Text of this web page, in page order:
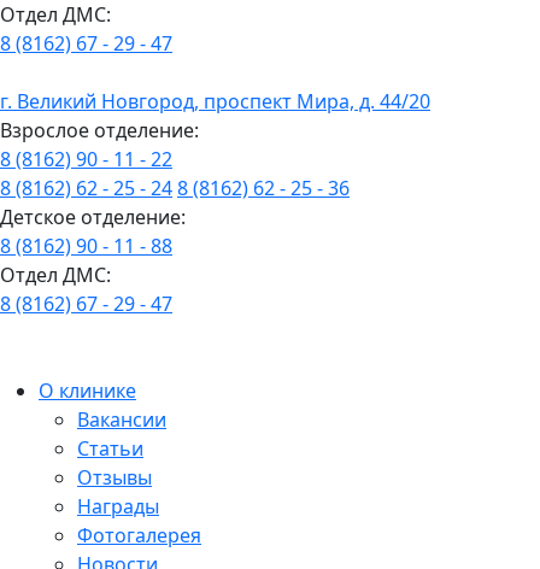
Отдел ДМС:
8 (8162) 67 - 29 - 47
г. Великий Новгород, проспект Мира, д. 44/20
Взрослое отделение:
8 (8162) 90 - 11 - 22
8 (8162) 62 - 25 - 248 (8162) 62 - 25 - 36
Детское отделение:
8 (8162) 90 - 11 - 88
Отдел ДМС:
8 (8162) 67 - 29 - 47
О клинике
Вакансии
Статьи
Отзывы
Награды
Фотогалерея